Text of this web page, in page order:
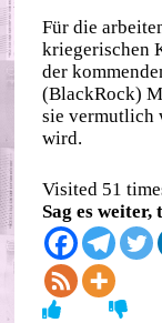
Für die
kriegerischen
der
(BlackRock)
sie vermutlich
wird.
Visited 51
Sag es weiter,